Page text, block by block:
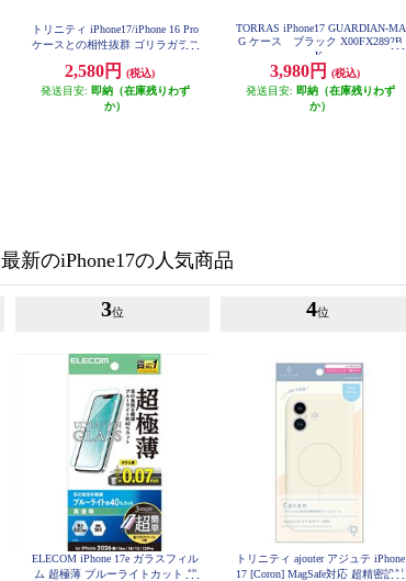
トリニティ iPhone17/iPhone 16 Pro
ケースとの相性抜群 ゴリラガラス
P25M2-GLS-GOAG
2,580円
(税込)
発送目安: 即納（在庫残りわず
か）
TORRAS iPhone17 GUARDIAN-MA
G ケース ブラック X00FX2892B
K
3,980円
(税込)
発送目安: 即納（在庫残りわず
か）
最新のiPhone17の人気商品
3位
ELECOM iPhone 17e ガラスフィル
ム 超極薄 ブルーライトカット 超
4位
トリニティ ajouter アジュテ iPhone
17 [Coron] MagSafe対応 超精密設計